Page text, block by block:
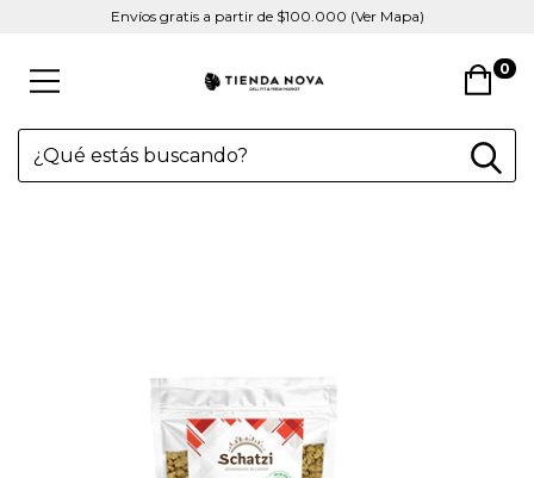
Envíos gratis a partir de $100.000 (Ver Mapa)
0